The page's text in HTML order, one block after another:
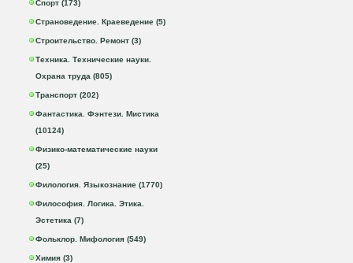
Спорт (173)
Страноведение. Краеведение (5)
Строительство. Ремонт (3)
Техника. Технические науки.
Охрана труда (805)
Транспорт (202)
Фантастика. Фэнтези. Мистика
(10124)
Физико-математические науки
(25)
Филология. Языкознание (1770)
Философия. Логика. Этика.
Эстетика (7)
Фольклор. Мифология (549)
Химия (3)